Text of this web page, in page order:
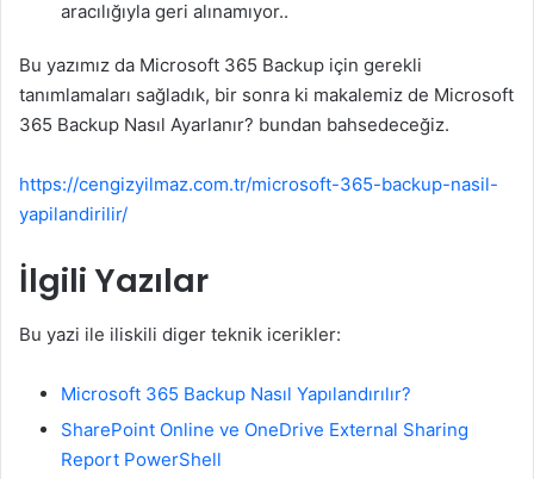
aracılığıyla geri alınamıyor..
Bu yazımız da Microsoft 365 Backup için gerekli
tanımlamaları sağladık, bir sonra ki makalemiz de Microsoft
365 Backup Nasıl Ayarlanır? bundan bahsedeceğiz.
https://cengizyilmaz.com.tr/microsoft-365-backup-nasil-
yapilandirilir/
İlgili Yazılar
Bu yazi ile iliskili diger teknik icerikler:
Microsoft 365 Backup Nasıl Yapılandırılır?
SharePoint Online ve OneDrive External Sharing
Report PowerShell